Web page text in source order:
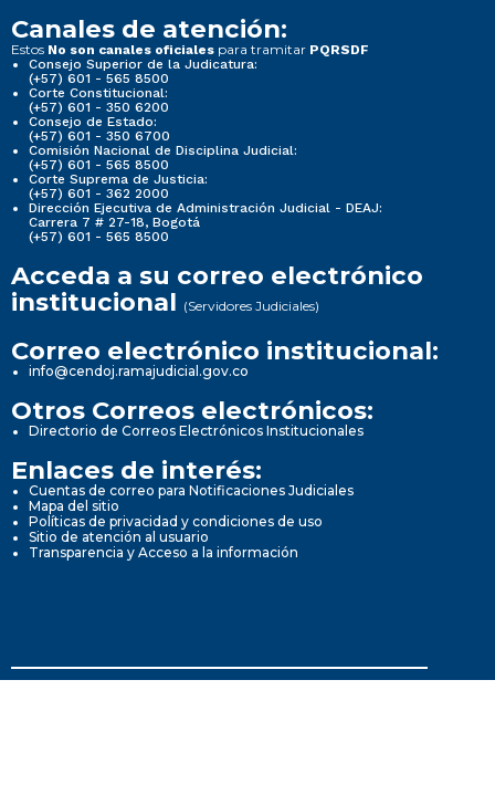
Canales de atención:
Estos No son canales oficiales para tramitar PQRSDF
Consejo Superior de la Judicatura:
(+57) 601 - 565 8500
Corte Constitucional:
(+57) 601 - 350 6200
Consejo de Estado:
(+57) 601 - 350 6700
Comisión Nacional de Disciplina Judicial:
(+57) 601 - 565 8500
Corte Suprema de Justicia:
(+57) 601 - 362 2000
Dirección Ejecutiva de Administración Judicial - DEAJ:
Carrera 7 # 27-18, Bogotá
(+57) 601 - 565 8500
Acceda a su correo electrónico
institucional (Servidores Judiciales)
Correo electrónico institucional:
info@cendoj.ramajudicial.gov.co
Otros Correos electrónicos:
Directorio de Correos Electrónicos Institucionales
Enlaces de interés:
Cuentas de correo para Notificaciones Judiciales
Mapa del sitio
Políticas de privacidad y condiciones de uso
Sitio de atención al usuario
Transparencia y Acceso a la información